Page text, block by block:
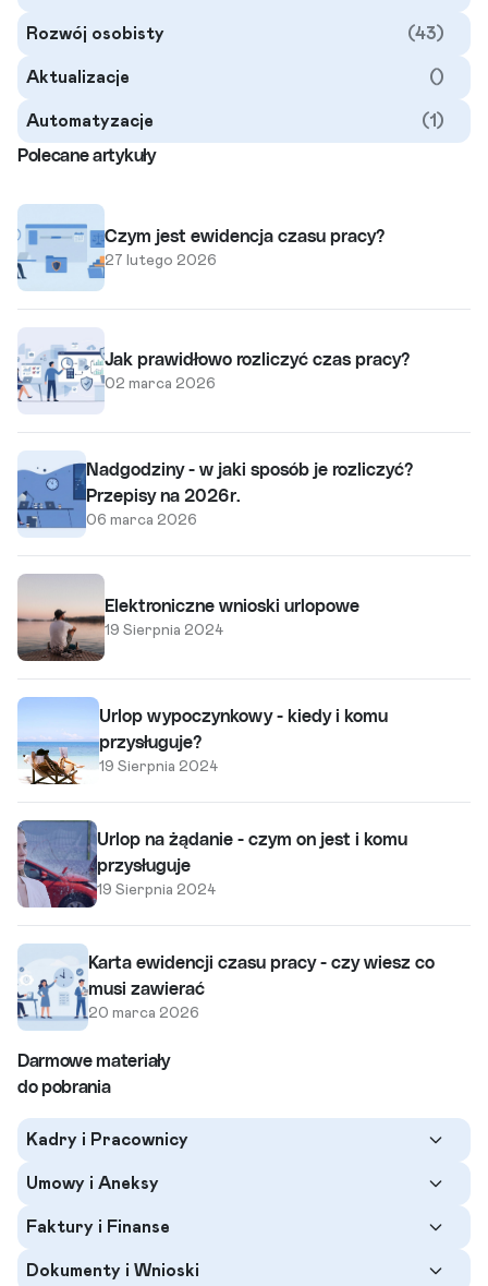
Rozwój osobisty (43)
Aktualizacje ()
Automatyzacje
(1)
Polecane artykuły
Czym jest ewidencja czasu pracy?
27 lutego 2026
Jak prawidłowo rozliczyć czas pracy?
02 marca 2026
Nadgodziny - w jaki sposób je rozliczyć?
Przepisy na 2026r.
06 marca 2026
Elektroniczne wnioski urlopowe
19 Sierpnia 2024
Urlop wypoczynkowy - kiedy i komu
przysługuje?
19 Sierpnia 2024
Urlop na żądanie - czym on jest i komu
przysługuje
19 Sierpnia 2024
Karta ewidencji czasu pracy - czy wiesz co
musi zawierać
20 marca 2026
Darmowe materiały
do pobrania
Kadry i Pracownicy
Umowy i Aneksy
Faktury i Finanse
Dokumenty i Wnioski